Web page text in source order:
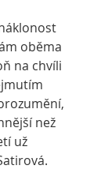
oběma
na chvíli
než
už